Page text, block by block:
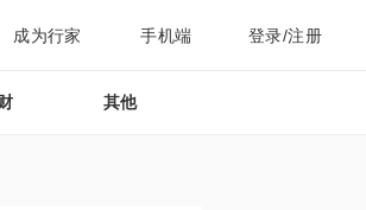
成为行家 手机端 登录/注册
其他